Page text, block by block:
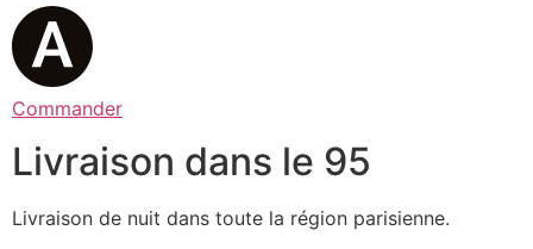
Commander
Livraison dans le 95
Livraison de nuit dans toute la région parisienne.